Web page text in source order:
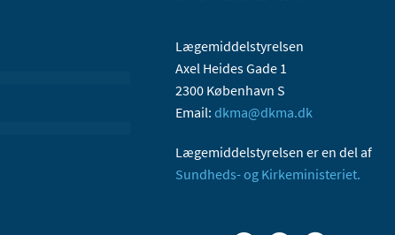
Lægemiddelstyrelsen
Axel Heides Gade 1
2300 København S
Email: dkma@dkma.dk
Lægemiddelstyrelsen er en del af
Sundheds- og Kirkeministeriet.